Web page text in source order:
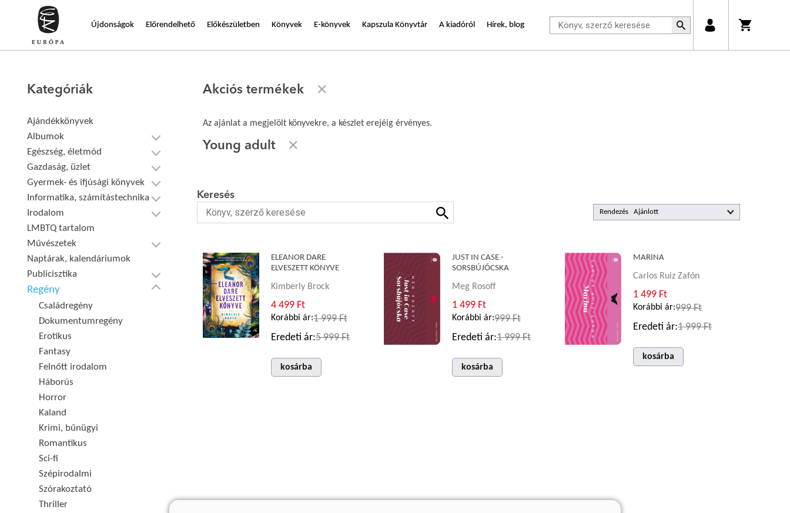
Újdonságok Előrendelhető Előkészületben Könyvek E-könyvek Kapszula Könyvtár A kiadóról Hírek, blog
Kategóriák
Ajándékkönyvek
Albumok
Egészség, életmód
Gazdaság, üzlet
Gyermek- és ifjúsági könyvek
Informatika, számítástechnika
Irodalom
LMBTQ tartalom
Művészetek
Naptárak, kalendáriumok
Publicisztika
Regény
Családregény
Dokumentumregény
Erotikus
Fantasy
Felnőtt irodalom
Háborús
Horror
Kaland
Krimi, bűnügyi
Romantikus
Sci-fi
Szépirodalmi
Szórakoztató
Thriller
Akciós termékek
Az ajánlat a megjelölt könyvekre, a készlet erejéig érvényes.
Young adult
Rendezés
Keresés
ELEANOR DARE
ELVESZETT KÖNYVE
Kimberly Brock
4 499 Ft
Korábbi ár:1 999 Ft
Eredeti ár:5 999 Ft
kosárba
JUST IN CASE -
SORSBÚJÓCSKA
Meg Rosoff
1 499 Ft
Korábbi ár:999 Ft
Eredeti ár:1 999 Ft
kosárba
MARINA
Carlos Ruiz Zafón
1 499 Ft
Korábbi ár:999 Ft
Eredeti ár:1 999 Ft
kosárba